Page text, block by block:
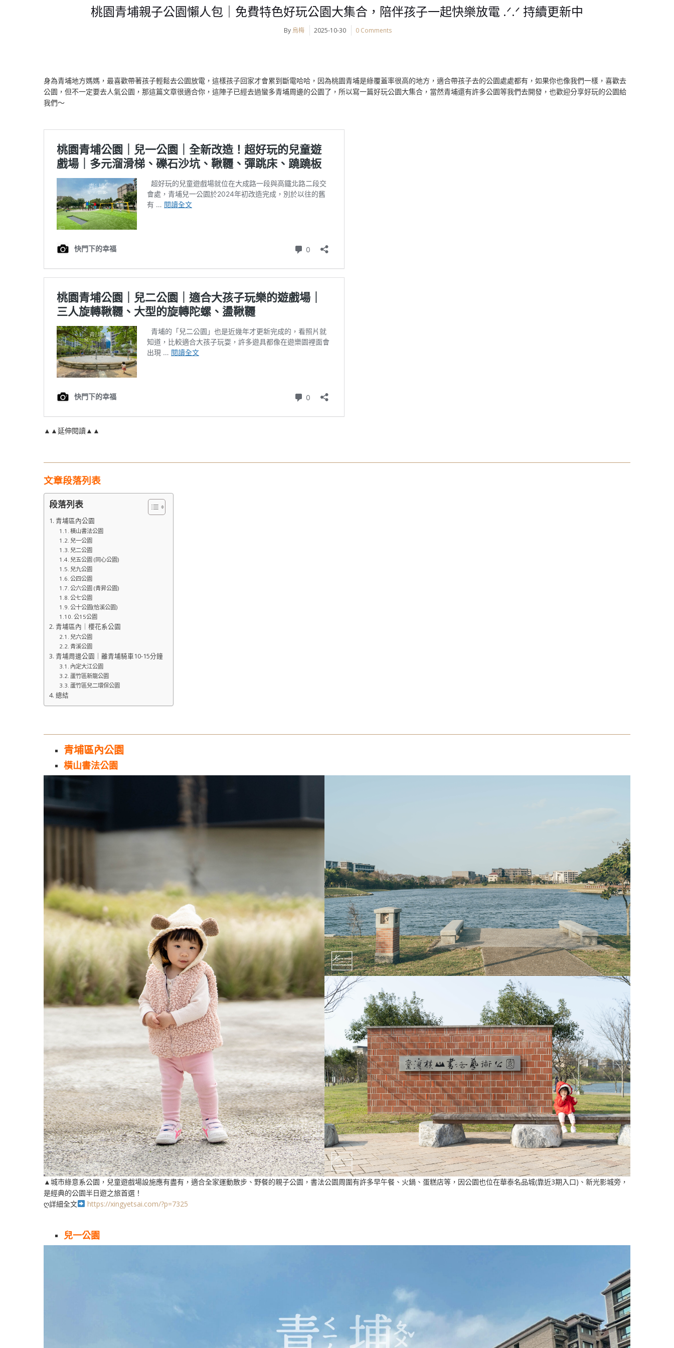
桃園青埔親子公園懶人包｜免費特色好玩公園大集合，陪伴孩子一起快樂放電 .ᐟ.ᐟ 持續更新中
By 烏梅 2025-10-30 0 Comments
身為青埔地方媽媽，最喜歡帶著孩子輕鬆去公園放電，這樣孩子回家才會累到斷電哈哈，因為桃園青埔是綠覆蓋率很高的地方，適合帶孩子去的公園處處都有，如果你也像我們一樣，喜歡去
公園，但不一定要去人氣公園，那這篇文章很適合你，這陣子已經去過蠻多青埔周邊的公園了，所以寫一篇好玩公園大集合，當然青埔還有許多公園等我們去開發，也歡迎分享好玩的公園給
我們～
▲▲延伸閱讀▲▲
文章段落列表
段落列表
青埔區內公園
橫山書法公園
兒一公園
兒二公園
兒五公園 (同心公園)
兒九公園
公四公園
公六公園 (青昇公園)
公七公園
公十公園(恰溪公園)
公15公園
青埔區內｜櫻花系公園
兒六公園
青溪公園
青埔周邊公園｜離青埔騎車10-15分鐘
內定大江公園
蘆竹區新龍公園
蘆竹區兒二環保公園
總結
青埔區內公園
橫山書法公園
▲城市綠意系公園，兒童遊戲場設施應有盡有，適合全家運動散步、野餐的親子公園，書法公園周圍有許多早午餐、火鍋、蛋糕店等，因公園也位在華泰名品城(靠近3期入口)、新光影城旁，
是經典的公園半日遊之旅首選！
ღ詳細全文
https://xingyetsai.com/?p=7325
兒一公園